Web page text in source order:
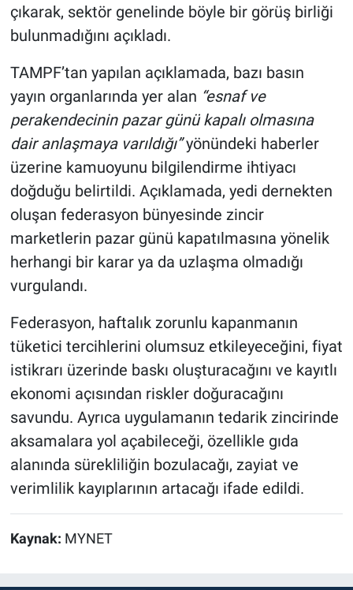
çıkarak, sektör genelinde böyle bir görüş birliği
bulunmadığını açıkladı.
TAMPF’tan yapılan açıklamada, bazı basın
yayın organlarında yer alan “esnaf ve
perakendecinin pazar günü kapalı olmasına
dair anlaşmaya varıldığı”yönündeki haberler
üzerine kamuoyunu bilgilendirme ihtiyacı
doğduğu belirtildi. Açıklamada, yedi dernekten
oluşan federasyon bünyesinde zincir
marketlerin pazar günü kapatılmasına yönelik
herhangi bir karar ya da uzlaşma olmadığı
vurgulandı.
Federasyon, haftalık zorunlu kapanmanın
tüketici tercihlerini olumsuz etkileyeceğini, fiyat
istikrarı üzerinde baskı oluşturacağını ve kayıtlı
ekonomi açısından riskler doğuracağını
savundu. Ayrıca uygulamanın tedarik zincirinde
aksamalara yol açabileceği, özellikle gıda
alanında sürekliliğin bozulacağı, zayiat ve
verimlilik kayıplarının artacağı ifade edildi.
Kaynak: MYNET